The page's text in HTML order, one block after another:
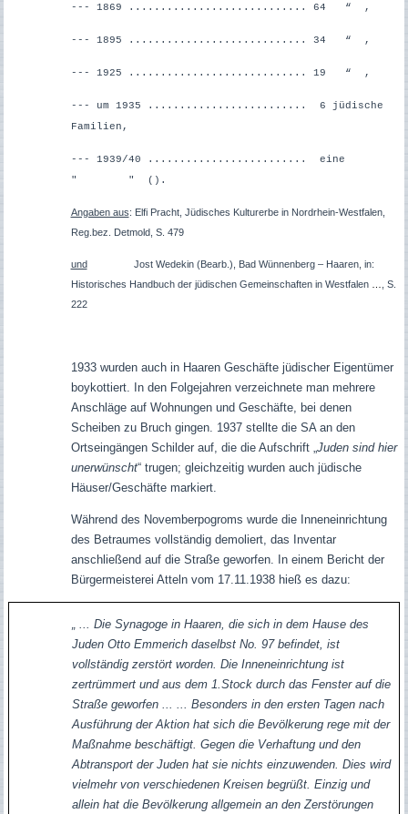
--- 1869 ............................ 64 “ ,
--- 1895 ............................ 34 “ ,
--- 1925 ............................ 19 “ ,
--- um 1935 ......................... 6 jüdische
Familien,
--- 1939/40 ......................... eine
" " ().
Angaben aus: Elfi Pracht, Jüdisches Kulturerbe in Nordrhein-Westfalen,
Reg.bez. Detmold, S. 479
undJost Wedekin (Bearb.), Bad Wünnenberg – Haaren, in:
Historisches Handbuch der jüdischen Gemeinschaften in Westfalen
, S.
222
1933 wurden auch in Haaren Geschäfte jüdischer Eigentümer
boykottiert. In den Folgejahren verzeichnete man mehrere
Anschläge auf Wohnungen und Geschäfte, bei denen
Scheiben zu Bruch gingen. 1937 stellte die SA an den
Ortseingängen Schilder auf, die die Aufschrift „ Juden sind hier
unerwünscht“ trugen; gleichzeitig wurden auch jüdische
Häuser/Geschäfte markiert.
Während des Novemberpogroms wurde die Inneneinrichtung
des Betraumes vollständig demoliert, das Inventar
anschließend auf die Straße geworfen. In einem Bericht der
Bürgermeisterei Atteln vom 17.11.1938 hieß es dazu:
„ ... Die Synagoge in Haaren, die sich in dem Hause des
Juden Otto Emmerich daselbst No. 97 befindet, ist
vollständig zerstört worden. Die Inneneinrichtung ist
zertrümmert und aus dem 1.Stock durch das Fenster auf die
Straße geworfen ... ... Besonders in den ersten Tagen nach
Ausführung der Aktion hat sich die Bevölkerung rege mit der
Maßnahme beschäftigt. Gegen die Verhaftung und den
Abtransport der Juden hat sie nichts einzuwenden. Dies wird
vielmehr von verschiedenen Kreisen begrüßt. Einzig und
allein hat die Bevölkerung allgemein an den Zerstörungen